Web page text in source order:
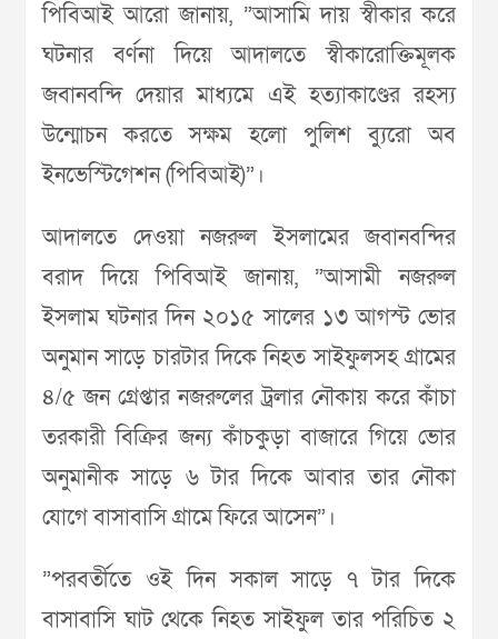
পিবিআই আরো জানায়, ”আসামি দায় স্বীকার করে
ঘটনার বর্ণনা দিয়ে আদালতে স্বীকারোক্তিমূলক
জবানবন্দি দেয়ার মাধ্যমে এই হত্যাকাণ্ডের রহস্য
উন্মোচন করতে সক্ষম হলো পুলিশ ব্যুরো অব
ইনভেস্টিগেশন (পিবিআই)”।
আদালতে দেওয়া নজরুল ইসলামের জবানবন্দির
বরাদ দিয়ে পিবিআই জানায়, ”আসামী নজরুল
ইসলাম ঘটনার দিন ২০১৫ সালের ১৩ আগস্ট ভোর
অনুমান সাড়ে চারটার দিকে নিহত সাইফুলসহ গ্রামের
৪/৫ জন গ্রেপ্তার নজরুলের ট্রলার নৌকায় করে কাঁচা
তরকারী বিক্রির জন্য কাঁচকুড়া বাজারে গিয়ে ভোর
অনুমানীক সাড়ে ৬ টার দিকে আবার তার নৌকা
যোগে বাসাবাসি গ্রামে ফিরে আসেন”।
”পরবর্তীতে ওই দিন সকাল সাড়ে ৭ টার দিকে
বাসাবাসি ঘাট থেকে নিহত সাইফুল তার পরিচিত ২